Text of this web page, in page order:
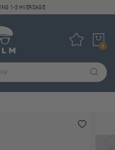
Tilføj til
0